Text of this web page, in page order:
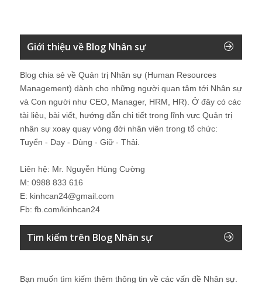
Giới thiệu về Blog Nhân sự
Blog chia sẻ về Quản trị Nhân sự (Human Resources
Management) dành cho những người quan tâm tới Nhân sự
và Con người như CEO, Manager, HRM, HR). Ở đây có các
tài liệu, bài viết, hướng dẫn chi tiết trong lĩnh vực Quản trị
nhân sự xoay quay vòng đời nhân viên trong tổ chức:
Tuyển - Dạy - Dùng - Giữ - Thải.
Liên hệ: Mr. Nguyễn Hùng Cường
M: 0988 833 616
E: kinhcan24@gmail.com
Fb: fb.com/kinhcan24
Tìm kiếm trên Blog Nhân sự
Bạn muốn tìm kiếm thêm thông tin về các vấn đề Nhân sự